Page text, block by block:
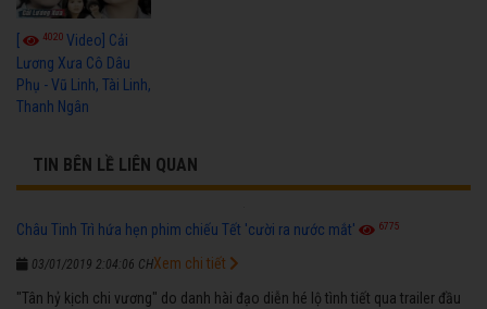
[ 4020 Video] Cải
Lương Xưa Cô Dâu
Phụ - Vũ Linh, Tài Linh,
Thanh Ngân
TIN BÊN LỀ LIÊN QUAN
Châu Tinh Trì hứa hẹn phim chiếu Tết 'cười ra nước mắt' 6775
03/01/2019 2:04:06 CH
"Tân hỷ kịch chi vương" do danh hài đạo diễn hé lộ tình tiết qua trailer đầu
Xem chi tiết